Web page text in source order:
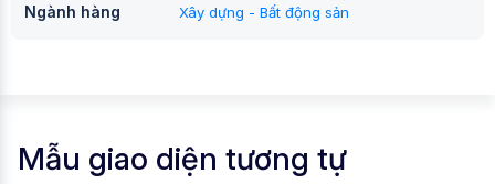
Ngành hàng Xây dựng - Bất động sản
Mẫu giao diện tương tự